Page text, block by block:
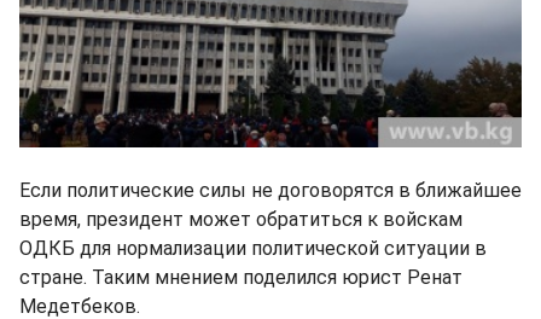
Если политические силы не договорятся в ближайшее
время, президент может обратиться к войскам
ОДКБ для нормализации политической ситуации в
стране. Таким мнением поделился юрист Ренат
Медетбеков.